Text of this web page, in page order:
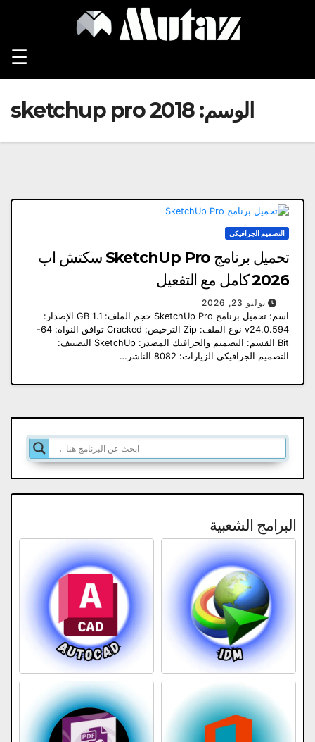
☰
الوسم:sketchup pro 2018
التصميم الجرافيكي
تحميل برنامج SketchUp Pro سكتش اب
2026 كامل مع التفعيل
يوليو 23, 2026
اسم: تحميل برنامج SketchUp Pro حجم الملف: 1.1 GB الإصدار:
v24.0.594 نوع الملف: Zip الترخيص: Cracked توافق النواة: 64-
Bit القسم: التصميم والجرافيك المصدر: SketchUp التصنيف:
التصميم الجرافيكي الزيارات: 8082 الناشر…
البرامج الشعبية